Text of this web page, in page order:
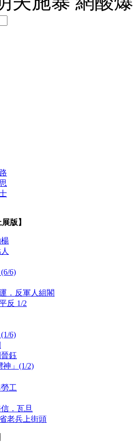
版】
6)
．反軍人組閣
反 1/2
6)
鈺
神」(1/2)
工
．瓦旦
老兵上街頭